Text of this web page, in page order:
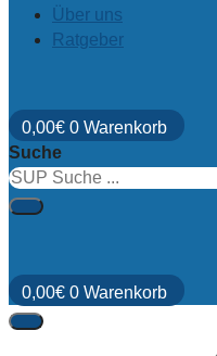
Über uns
Ratgeber
0,00€ 0 Warenkorb
Suche
0,00€ 0 Warenkorb